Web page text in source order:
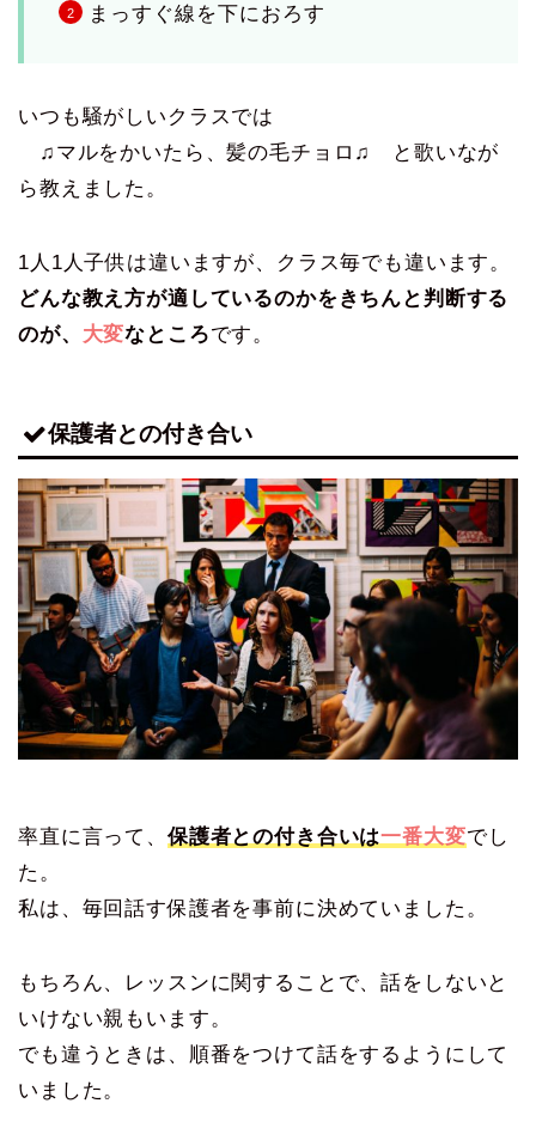
まっすぐ線を下におろす
いつも騒がしいクラスでは
♫マルをかいたら、髪の毛チョロ♫ と歌いなが
ら教えました。
1人1人子供は違いますが、クラス毎でも違います。
どんな教え方が適しているのかをきちんと判断する
のが、 大変なところです。
保護者との付き合い
率直に言って、 保護者との付き合いは一番大変でし
た。
私は、毎回話す保護者を事前に決めていました。
もちろん、レッスンに関することで、話をしないと
いけない親もいます。
でも違うときは、順番をつけて話をするようにして
いました。